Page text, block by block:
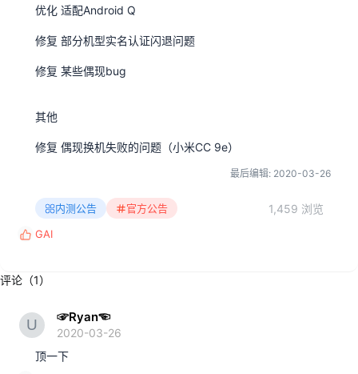
优化 适配Android Q
修复 部分机型实名认证闪退问题
修复 某些偶现bug
其他
修复 偶现换机失败的问题（小米CC 9e）
最后编辑: 2020-03-26
内测公告 官方公告 1,459 浏览
反 GAI
评论（1）
☞Ryan☜
2020-03-26
顶一下